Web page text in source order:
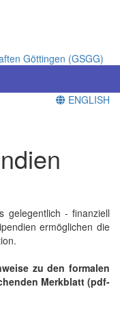
Göttingen (GSGG)
ENGLISH
gelegentlich - finanziell
ermöglichen die
zu den formalen
Merkblatt (pdf-